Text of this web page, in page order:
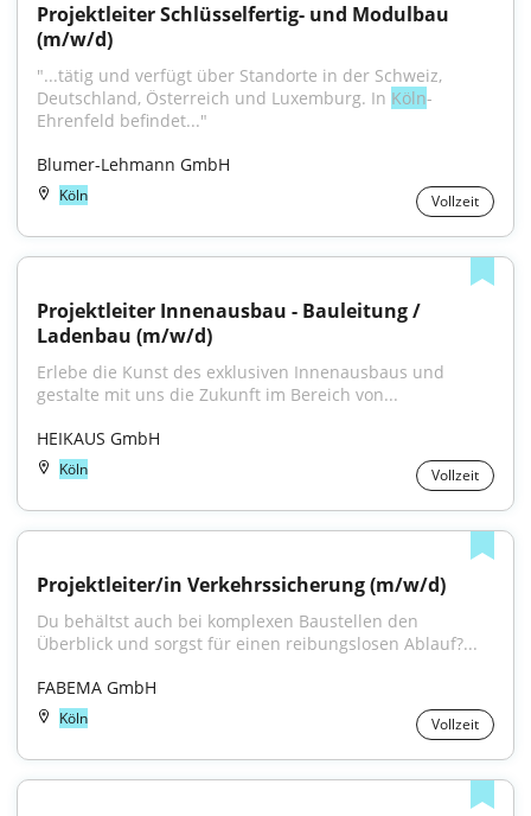
Projektleiter Schlüsselfertig- und Modulbau
(m/w/d)
"...tätig und verfügt über Standorte in der Schweiz,
Deutschland, Österreich und Luxemburg. In Köln-
Ehrenfeld befindet..."
Blumer-Lehmann GmbH
Köln Vollzeit
Projektleiter Innenausbau - Bauleitung /
Ladenbau (m/w/d)
Erlebe die Kunst des exklusiven Innenausbaus und
gestalte mit uns die Zukunft im Bereich von...
HEIKAUS GmbH
Köln Vollzeit
Projektleiter/in Verkehrssicherung (m/w/d)
Du behältst auch bei komplexen Baustellen den
Überblick und sorgst für einen reibungslosen Ablauf?...
FABEMA GmbH
Köln Vollzeit